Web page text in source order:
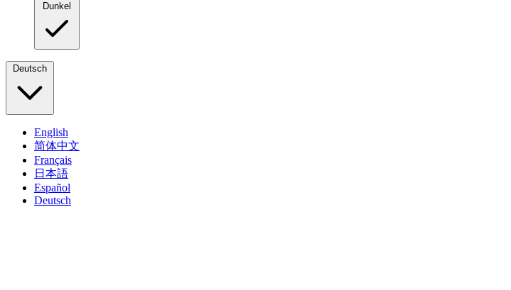
Dunkel
Deutsch
English
简体中文
Français
日本語
Español
Deutsch